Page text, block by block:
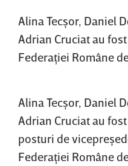
Alina Tecşor, Daniel
Adrian Cruciat au
Federaţiei Române
Alina Tecşor, Daniel
Adrian Cruciat au
posturi de
Federaţiei Române